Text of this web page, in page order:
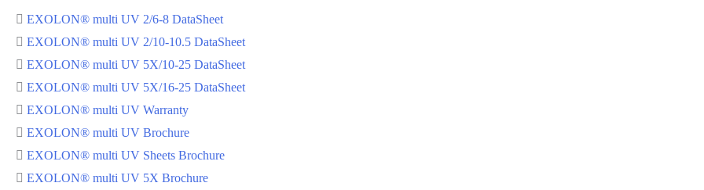
EXOLON® multi UV 2/6-8 DataSheet
EXOLON® multi UV 2/10-10.5 DataSheet
EXOLON® multi UV 5X/10-25 DataSheet
EXOLON® multi UV 5X/16-25 DataSheet
EXOLON® multi UV Warranty
EXOLON® multi UV Brochure
EXOLON® multi UV Sheets Brochure
EXOLON® multi UV 5X Brochure